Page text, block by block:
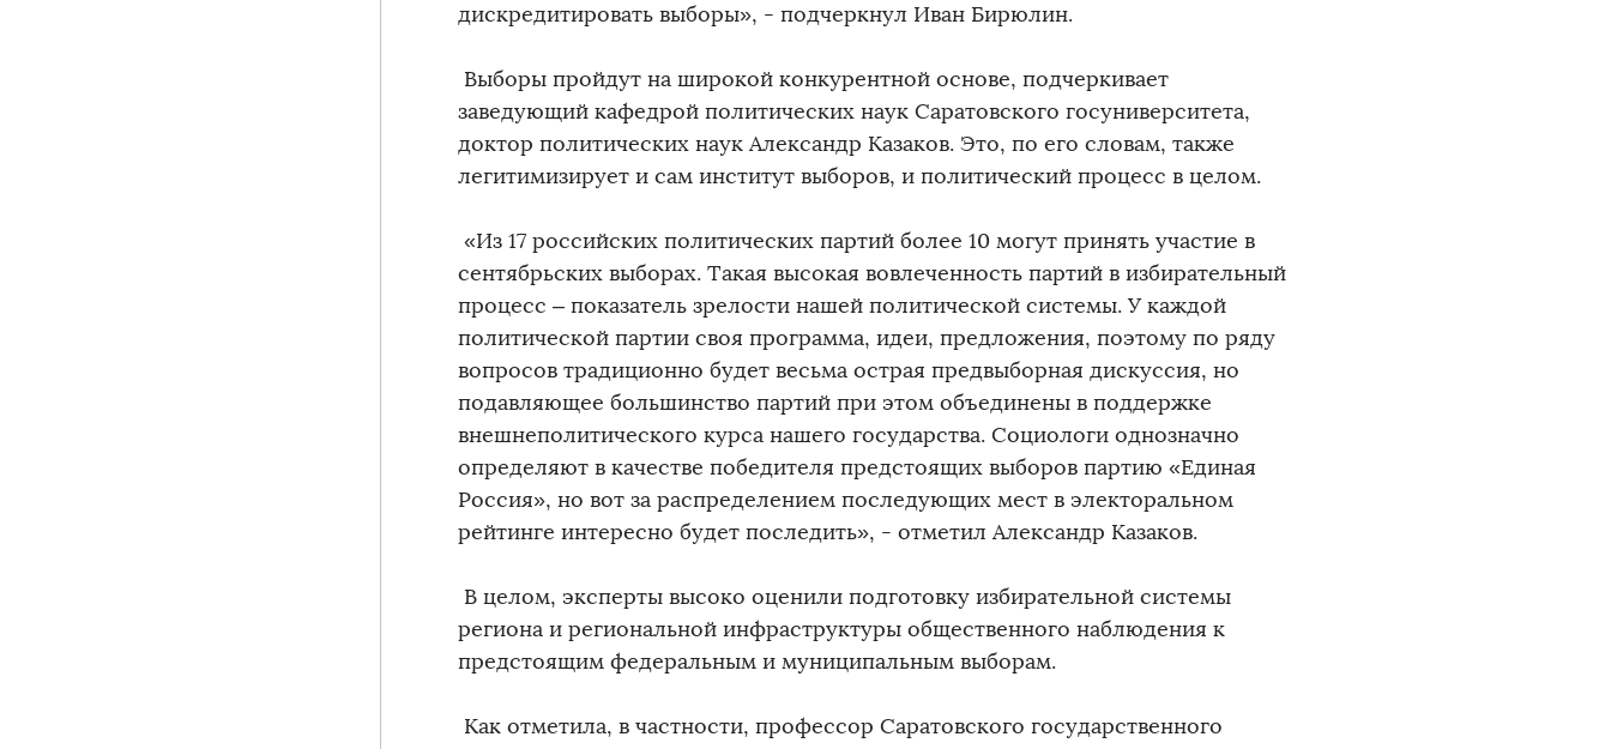
дискредитировать выборы», - подчеркнул Иван Бирюлин.
Выборы пройдут на широкой конкурентной основе, подчеркивает
заведующий кафедрой политических наук Саратовского госуниверситета,
доктор политических наук Александр Казаков. Это, по его словам, также
легитимизирует и сам институт выборов, и политический процесс в целом.
«Из 17 российских политических партий более 10 могут принять участие в
сентябрьских выборах. Такая высокая вовлеченность партий в избирательный
процесс – показатель зрелости нашей политической системы. У каждой
политической партии своя программа, идеи, предложения, поэтому по ряду
вопросов традиционно будет весьма острая предвыборная дискуссия, но
подавляющее большинство партий при этом объединены в поддержке
внешнеполитического курса нашего государства. Социологи однозначно
определяют в качестве победителя предстоящих выборов партию «Единая
Россия», но вот за распределением последующих мест в электоральном
рейтинге интересно будет последить», - отметил Александр Казаков.
В целом, эксперты высоко оценили подготовку избирательной системы
региона и региональной инфраструктуры общественного наблюдения к
предстоящим федеральным и муниципальным выборам.
Как отметила, в частности, профессор Саратовского государственного